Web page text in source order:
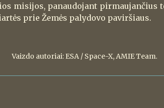
misijos, panaudojant pirmaujančius
prie Žemės palydovo paviršiaus.
Vaizdo autoriai: ESA / Space-X, AMIE Team.